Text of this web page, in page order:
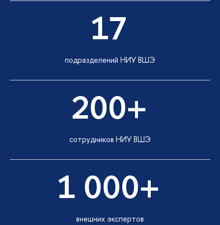
17
подразделений НИУ ВШЭ
200+
сотрудников НИУ ВШЭ
1 000+
внешних экспертов